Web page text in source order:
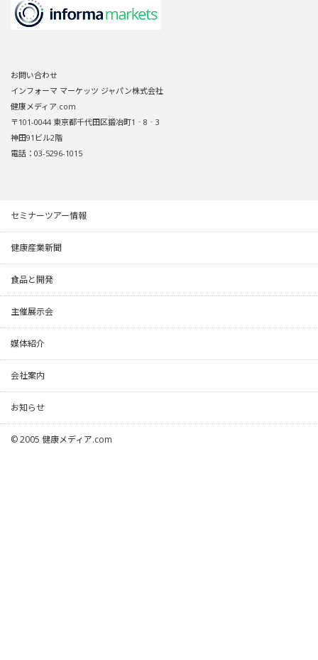
お問い合わせ
インフォーマ マーケッツ ジャパン株式会社
健康メディア.com
〒101-0044 東京都千代田区鍛冶町1‐8‐3
神田91ビル2階
電話：03-5296-1015
セミナーツアー情報
健康産業新聞
食品と開発
主催展示会
媒体紹介
会社案内
お知らせ
© 2005 健康メディア.com